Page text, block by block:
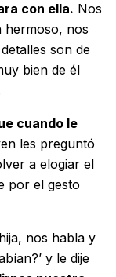
con ella. Nos
hermoso, nos
son de
bien de él
cuando le
les preguntó
a elogiar el
por el gesto
nos habla y
y le dije